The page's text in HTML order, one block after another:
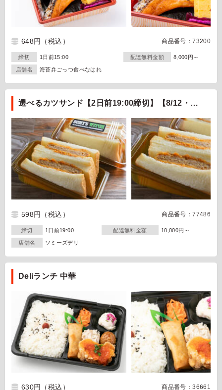
648円 （税込） 商品番号：73200
締切 1日前15:00 配達無料金額 8,000円～
店舗名 海苔弁ごっつ食べなはれ
選べるカツサンド【2日前19:00締切】【8/12・
598円 （税込） 商品番号：77486
締切 1日前19:00 配達無料金額 10,000円～
店舗名 ソミーズデリ
Deliランチ 中華
630円 （税込） 商品番号：36661